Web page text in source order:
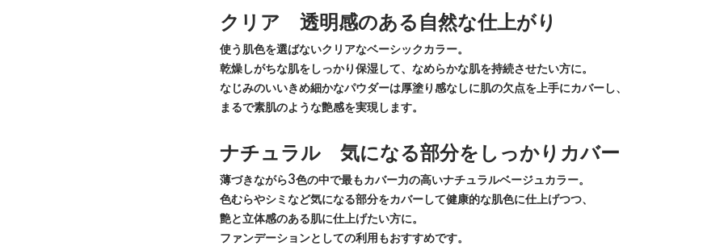
クリア 透明感のある自然な仕上がり
使う肌色を選ばないクリアなベーシックカラー。
乾燥しがちな肌をしっかり保湿して、なめらかな肌を持続させたい方に。
なじみのいいきめ細かなパウダーは厚塗り感なしに肌の欠点を上手にカバーし、
まるで素肌のような艶感を実現します。
ナチュラル 気になる部分をしっかりカバー
薄づきながら3色の中で最もカバー力の高いナチュラルベージュカラー。
色むらやシミなど気になる部分をカバーして健康的な肌色に仕上げつつ、
艶と立体感のある肌に仕上げたい方に。
ファンデーションとしての利用もおすすめです。